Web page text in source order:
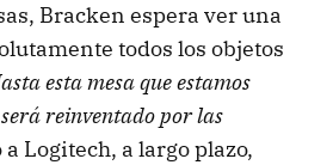
Bracken espera ver una
todos los objetos
esta mesa que estamos
reinventado por las
a Logitech, a largo plazo,